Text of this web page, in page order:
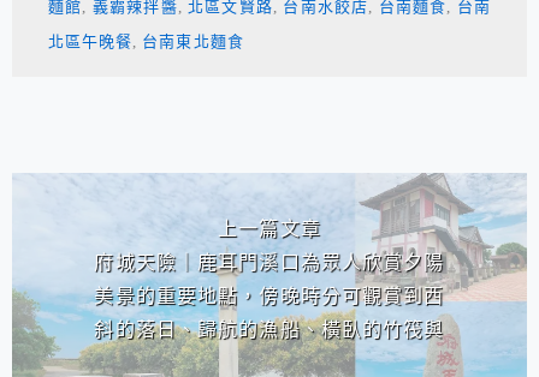
麵館, 義霸辣拌醬, 北區文賢路, 台南水餃店, 台南麵食, 台南
北區午晚餐, 台南東北麵食
相連文章
上一篇文章
府城天險｜鹿耳門溪口為眾人欣賞夕陽
美景的重要地點，傍晚時分可觀賞到西
斜的落日、歸航的漁船、橫臥的竹筏與
遍植河道的蚵棚構成的美麗漁村風情。